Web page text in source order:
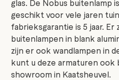
glas. De Nobus buitenlamp
geschikt voor vele jaren
fabrieksgarantie is 5 jaar. Er
buitenlampen in blank
zijn er ook wandlampen in
kunt u deze armaturen ook
showroom in Kaatsheuvel.